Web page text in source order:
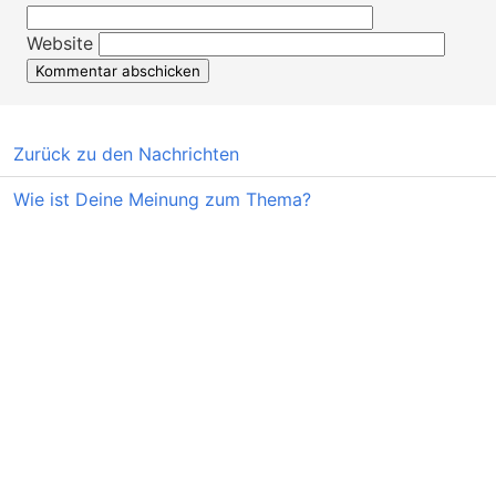
Website
Zurück zu den Nachrichten
Wie ist Deine Meinung zum Thema?